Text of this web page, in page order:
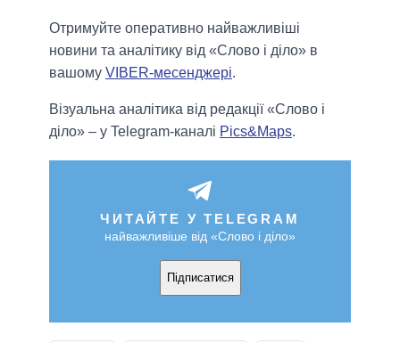
Отримуйте оперативно найважливіші
новини та аналітику від «Слово і діло» в
вашому VIBER-месенджері.
Візуальна аналітика від редакції «Слово і
діло» – у Telegram-каналі Pics&Maps.
ЧИТАЙТЕ У TELEGRAM
найважливіше від «Слово і діло»
Підписатися